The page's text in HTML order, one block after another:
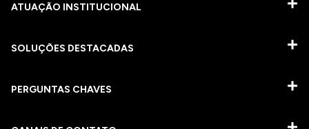
ATUAÇÃO INSTITUCIONAL
SOLUÇÕES DESTACADAS
PERGUNTAS CHAVES​